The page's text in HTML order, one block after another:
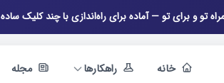
تو و برای تو — آماده برای راه‌اندازی با چند کلیک ساده
خانه راهکارها مجله